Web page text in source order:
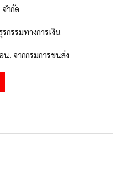
ำกัด
กรรมทางการเงิน
. จากกรมการขนส่ง
ทะเบียนสวย 7กว 6789 ผลรวมดี 44